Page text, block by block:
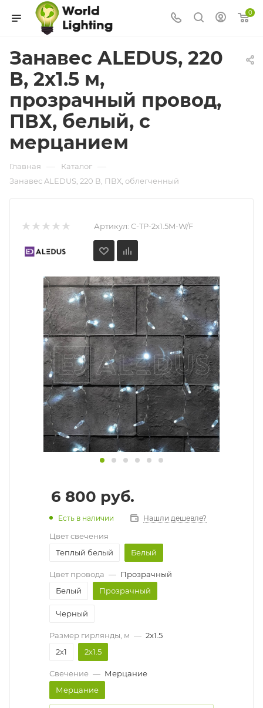
0
Занавес ALEDUS, 220
В, 2x1.5 м,
прозрачный провод,
ПВХ, белый, с
мерцанием
Главная — Каталог —
Занавес ALEDUS, 220 В, ПВХ, облегченный
Артикул: C-TP-2x1.5M-W/F
6 800 руб.
Есть в наличии Нашли дешевле?
Цвет свечения
Теплый белый
Белый
Цвет провода — Прозрачный
Белый
Прозрачный
Черный
Размер гирлянды, м — 2x1.5
2x1
2x1.5
Свечение — Мерцание
Мерцание